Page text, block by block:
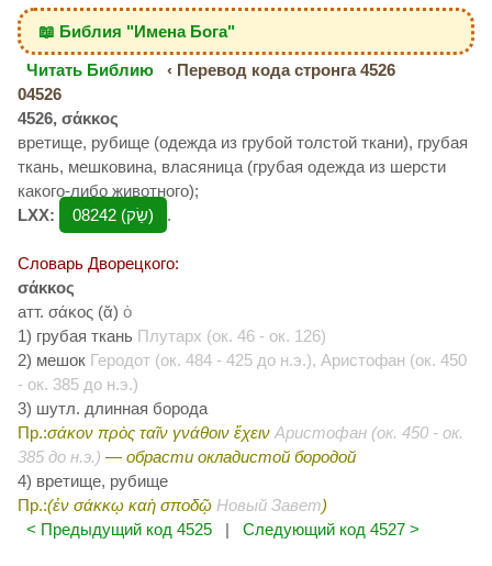
📖 Библия "Имена Бога"
Читать Библию
‹ Перевод кода стронга 4526
04526
4526, σάκκος
вретище, рубище (одежда из грубой толстой ткани), грубая
ткань, мешковина, власяница (грубая одежда из шерсти
какого-либо животного);
LXX:
08242 (שַׂק‎) .
Словарь Дворецкого:
σάκκος
атт. σάκος (ᾰ) ὁ
1) грубая ткань Плутарх (ок. 46 - ок. 126)
2) мешок Геродот (ок. 484 - 425 до н.э.), Аристофан (ок. 450
- ок. 385 до н.э.)
3) шутл. длинная борода
Пр.:σάκον πρὸς ταῖν γνάθοιν ἔχειν Аристофан (ок. 450 - ок.
385 до н.э.) — обрасти окладистой бородой
4) вретище, рубище
Пр.:(ἐν σάκκῳ καὴ σποδῷ Новый Завет)
< Предыдущий код 4525
| Следующий код 4527 >